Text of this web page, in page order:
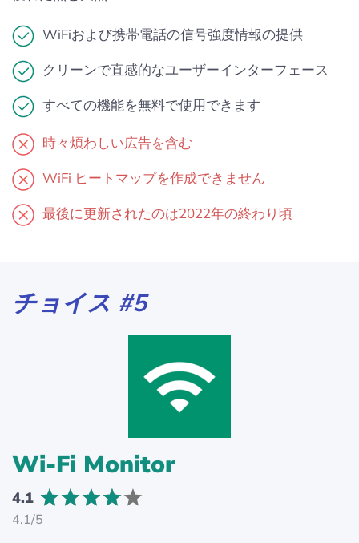
WiFiおよび携帯電話の信号強度情報の提供
クリーンで直感的なユーザーインターフェース
すべての機能を無料で使用できます
時々煩わしい広告を含む
WiFi ヒートマップを作成できません
最後に更新されたのは2022年の終わり頃
チョイス #5
Wi-Fi Monitor
4.1
4.1/5